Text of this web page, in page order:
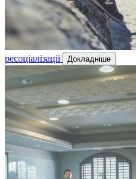
ресоціалізації
Докладніше